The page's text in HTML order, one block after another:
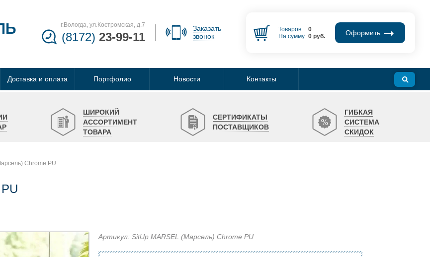
г.Вологда, ул.Костромская, д.7
(8172) 23-99-11
Заказать
звонок
Товаров
0
На сумму 0руб. Оформить
Доставка и оплата Портфолио Новости Контакты
ШИРОКИЙ
АССОРТИМЕНТ
ТОВАРА
СЕРТИФИКАТЫ
ПОСТАВЩИКОВ
ГИБКАЯ
СИСТЕМА
СКИДОК
Chrome PU
Артикул: SitUp MARSEL (Марсель) Chrome PU